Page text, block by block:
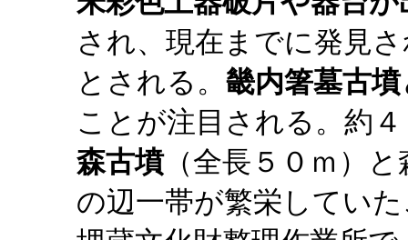
され、現在までに発見
とされる。 畿内箸墓古
ことが注目される。約
森古墳（全長５０ｍ）
の辺一帯が繁栄してい